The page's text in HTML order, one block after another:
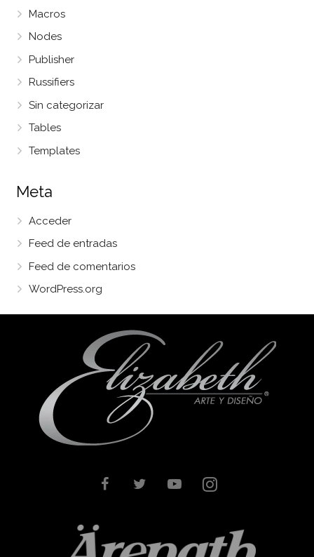
Macros
Nodes
Publisher
Russifiers
Sin categorizar
Tables
Templates
Meta
Acceder
Feed de entradas
Feed de comentarios
WordPress.org